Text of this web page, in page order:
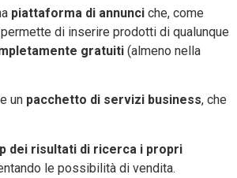
piattaforma di annunci che, come
di inserire prodotti di qualunque
gratuiti (almeno nella
un pacchetto di servizi business, che
dei risultati di ricerca i propri
le possibilità di vendita.